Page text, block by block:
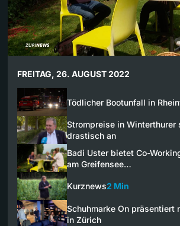
FREITAG, 26. AUGUST 2022
Tödlicher Bootunfall in
Strompreise in Winterthurer
drastisch an
Badi Uster bietet Co-
am Greifensee…
Kurznews2 Min
Schuhmarke On präsentiert
in Zürich